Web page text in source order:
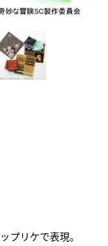
プリケで表現。